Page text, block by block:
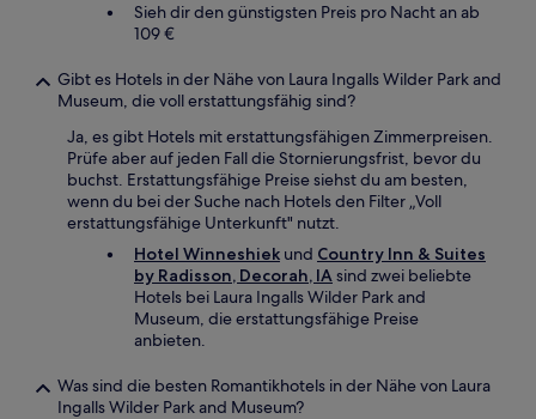
Sieh dir den günstigsten Preis pro Nacht an ab
109 €
Gibt es Hotels in der Nähe von Laura Ingalls Wilder Park and
Museum, die voll erstattungsfähig sind?
Ja, es gibt Hotels mit erstattungsfähigen Zimmerpreisen.
Prüfe aber auf jeden Fall die Stornierungsfrist, bevor du
buchst. Erstattungsfähige Preise siehst du am besten,
wenn du bei der Suche nach Hotels den Filter „Voll
erstattungsfähige Unterkunft" nutzt.
Hotel Winneshiek und Country Inn & Suites
by Radisson, Decorah, IAsind zwei beliebte
Hotels bei Laura Ingalls Wilder Park and
Museum, die erstattungsfähige Preise
anbieten.
Was sind die besten Romantikhotels in der Nähe von Laura
Ingalls Wilder Park and Museum?